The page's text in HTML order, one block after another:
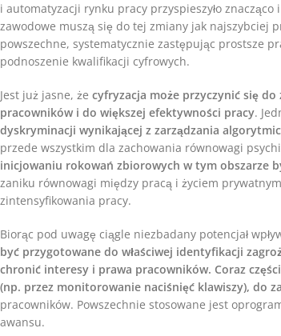
i automatyzacji rynku pracy przyspieszyło
zawodowe muszą się do tej zmiany jak najszybciej
powszechne, systematycznie zastępując prostsze
podnoszenie kwalifikacji cyfrowych.
Jest już jasne, że cyfryzacja może przyczynić się
pracowników i do większej efektywności pracy.
dyskryminacji wynikającej z zarządzania
przede wszystkim dla zachowania równowagi
inicjowaniu rokowań zbiorowych w tym obszarze
zaniku równowagi między pracą i życiem
zintensyfikowania pracy.
Biorąc pod uwagę ciągle niezbadany potencjał
być przygotowane do właściwej identyfikacji
chronić interesy i prawa pracowników. Coraz
(np. przez monitorowanie naciśnięć klawiszy), do
pracowników. Powszechnie stosowane jest
awansu.